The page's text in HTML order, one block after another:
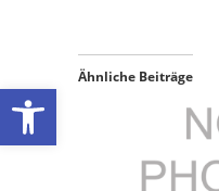
Ähnliche Beiträge